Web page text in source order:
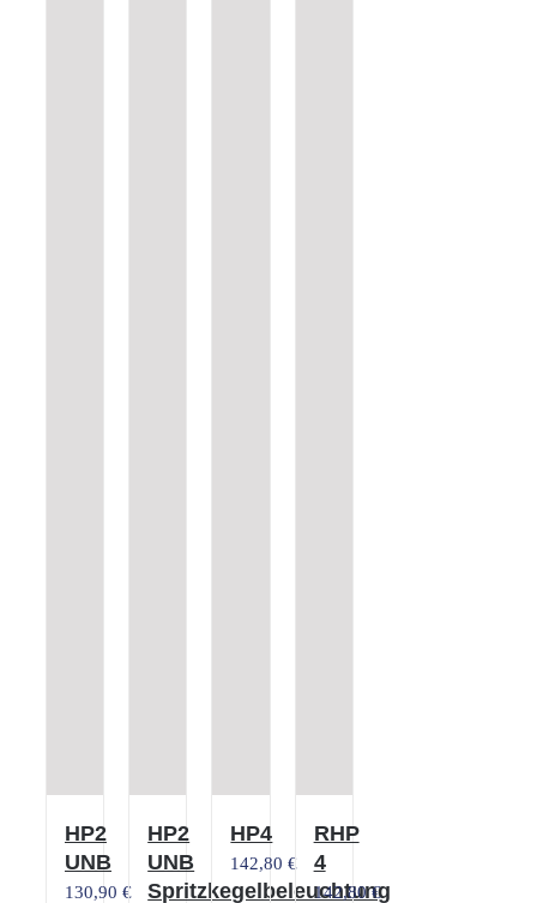
HP2
UNB
130,90 €
HP2
UNB
Spritzkegelbeleuchtung
HP4
142,80€
RHP
4
142,80€